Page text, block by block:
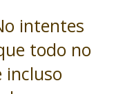
intentes
todo no
incluso